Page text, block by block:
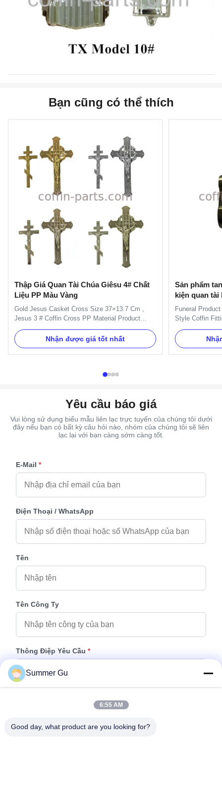
Bạn cũng có thể thích
Thập Giá Quan Tài Chúa Giêsu 4# Chất
Liệu PP Màu Vàng
Gold Jesus Casket Cross Size 37×13.7 Cm ,
Jesus 3 # Coffin Cross PP Material Product
It is used on coffin lid for decorating. Item Name
TX-Jesus 4# , Pale Gold Material Plastic(PP)
Color Gold, silver, copper and as customer's
Nhận được giá tốt nhất
Sản phẩm
kiện quan tài
Funeral
Style Coffin
Material Plastic
Delivery Time
Payment Term
Yêu cầu báo giá
Vui lòng sử dụng biểu mẫu liên lạc trực tuyến của chúng tôi dưới
đây nếu bạn có bất kỳ câu hỏi nào, nhóm của chúng tôi sẽ liên
lạc lại với bạn càng sớm càng tốt.
E-Mail *
Điện Thoại / WhatsApp
Tên
Tên Công Ty
Thông Điệp Yêu Cầu *
Summer Gu
6:55 AM
Good day, what product are you looking for?